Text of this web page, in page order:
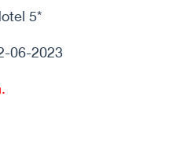
5*
06-2023